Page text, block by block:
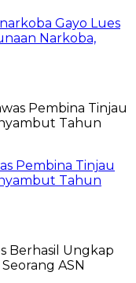
Gayo Lues
Narkoba,
Pembina Tinjau
Tahun